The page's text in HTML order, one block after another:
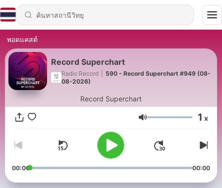
พอดแคสต์
Record Superchart
Radio Record
590 - Record Superchart #949 (08-
08-2026)
Record Superchart
ระดับเสียง 1 x
00:00 00:00